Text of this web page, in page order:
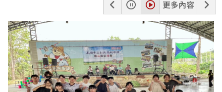
張
暫
停
播
放
更多內容
下
一
張